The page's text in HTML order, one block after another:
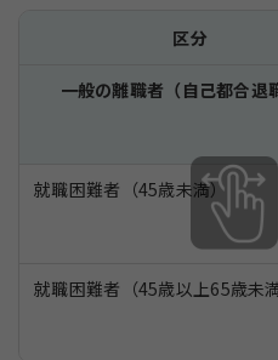
区分
一般の離職者（自己都合退
就職困難者（45歳未満）
就職困難者（45歳以上65歳未満